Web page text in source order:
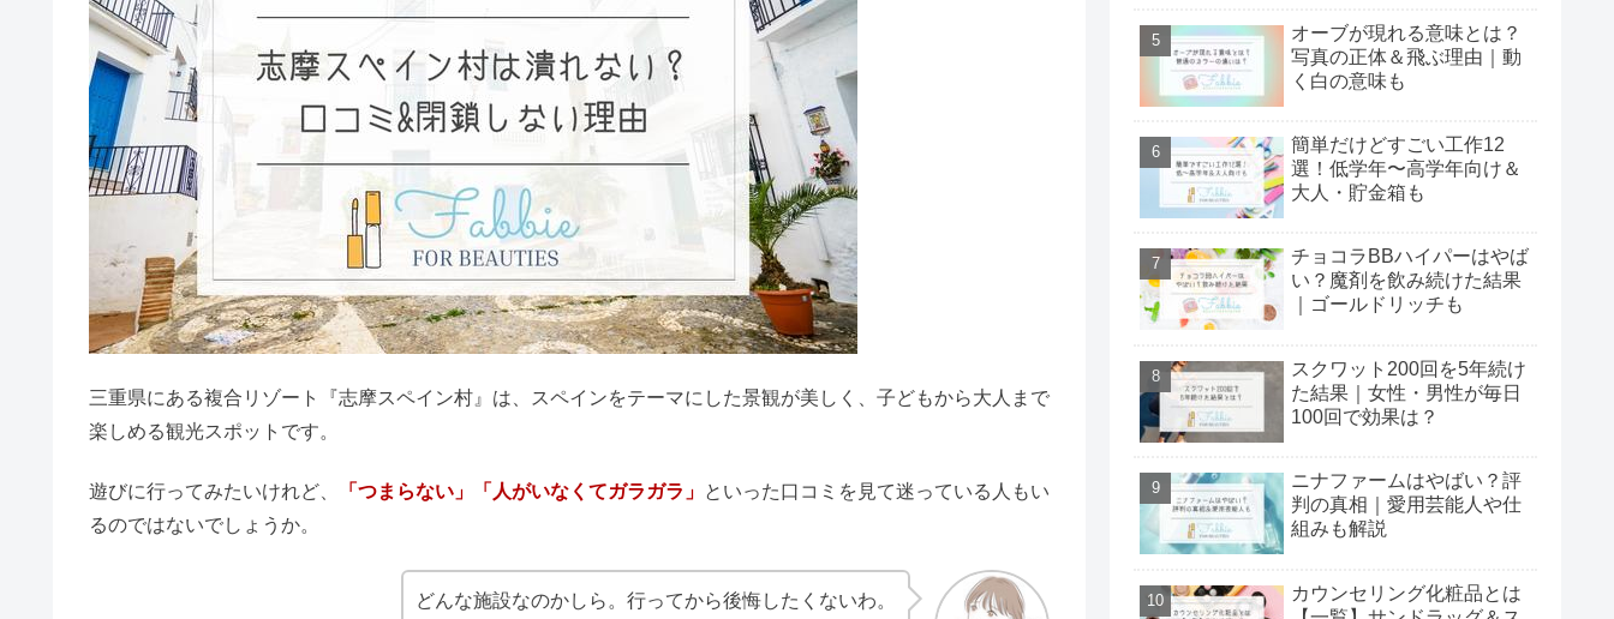
三重県にある複合リゾート『志摩スペイン村』は、スペインをテーマにした景観が美しく、子どもから大人まで
楽しめる観光スポットです。
遊びに行ってみたいけれど、 「つまらない」「人がいなくてガラガラ」 といった口コミを見て迷っている人もい
るのではないでしょうか。
どんな施設なのかしら。行ってから後悔したくないわ。
オーブが現れる意味とは？
写真の正体＆飛ぶ理由｜動
く白の意味も
簡単だけどすごい工作12
選！低学年〜高学年向け＆
大人・貯金箱も
チョコラBBハイパーはやば
い？魔剤を飲み続けた結果
｜ゴールドリッチも
スクワット200回を5年続け
た結果｜女性・男性が毎日
100回で効果は？
ニナファームはやばい？評
判の真相｜愛用芸能人や仕
組みも解説
カウンセリング化粧品とは